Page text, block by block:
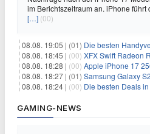
im Berichtszeitraum an. iPhone führt
[…] (00)
08.08. 19:05 | (01) Die besten Handyverträge der
08.08. 18:45 | (00) XFX Swift Radeon RX 9070
08.08. 18:28 | (00) Apple iPhone 17 256GB + 70GB
08.08. 18:27 | (01) Samsung Galaxy S26 Ultra 256GB +
08.08. 18:24 | (00) Die besten Deals
GAMING-NEWS